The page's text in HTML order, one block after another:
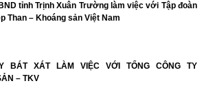
tỉnh Trịnh Xuân Trường làm việc với Tập đoàn
Than – Khoáng sản Việt Nam
BÁT XÁT LÀM VIỆC VỚI TỔNG CÔNG TY
– TKV